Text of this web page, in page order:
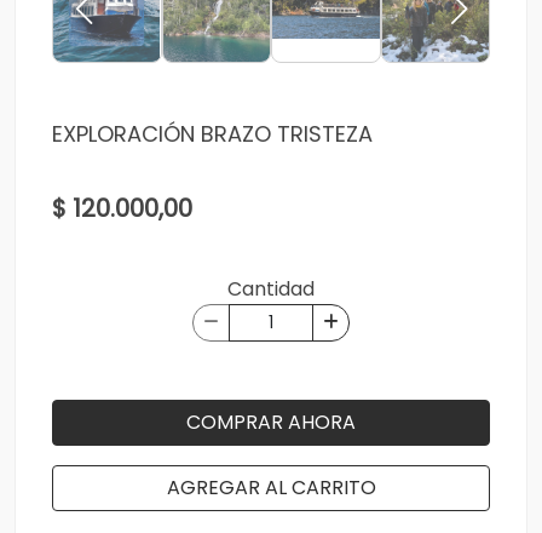
EXPLORACIÓN BRAZO TRISTEZA
$ 120.000,00
Cantidad
COMPRAR AHORA
AGREGAR AL CARRITO